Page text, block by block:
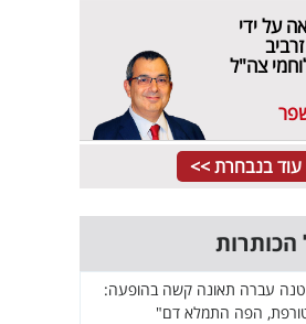
על ידי
צה"ל
עוד בנבחרת >>
עברה תאונה קשה בהופעה:
הפה התמלא דם"